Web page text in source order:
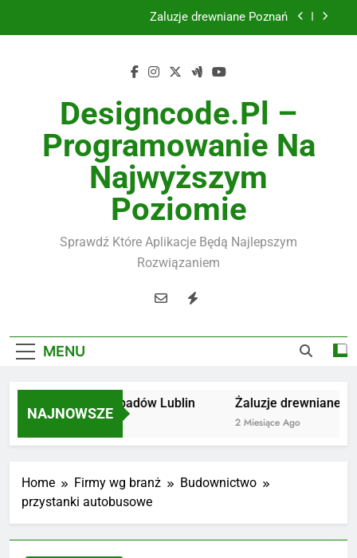
Żaluzje drewniane Poznań
Utylizacja odpadów Lublin
Żaluzje drewniane Poznań
Instalacje elektryczne Gdańsk
Designcode.pl –
Programowanie Na
Najwyższym
Poziomie
Sprawdź Które Aplikacje Będą Najlepszym
Rozwiązaniem
MENU
NAJNOWSZE
Utylizacja odpadów Lublin
2 Miesiące Ago
Żaluzje drewniane
2 Miesiące Ago
Home Firmy wg branż
Budownictwo
przystanki autobusowe